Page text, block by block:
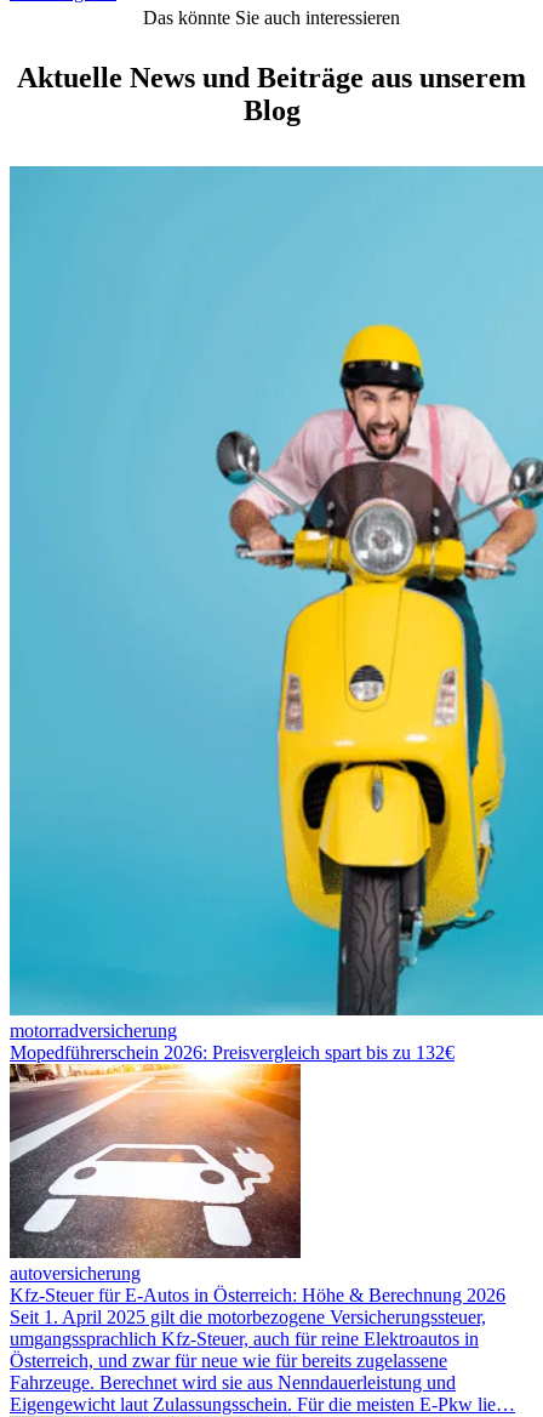
Das könnte Sie auch interessieren
Aktuelle News und Beiträge aus unserem
Blog
motorradversicherung
Mopedführerschein 2026: Preisvergleich spart bis zu 132€
autoversicherung
Kfz-Steuer für E-Autos in Österreich: Höhe & Berechnung 2026
Seit 1. April 2025 gilt die motorbezogene Versicherungssteuer,
umgangssprachlich Kfz-Steuer, auch für reine Elektroautos in
Österreich, und zwar für neue wie für bereits zugelassene
Fahrzeuge. Berechnet wird sie aus Nenndauerleistung und
Eigengewicht laut Zulassungsschein. Für die meisten E-Pkw lie…